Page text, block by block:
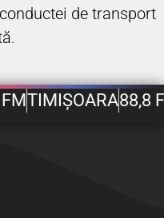
de transport
TIMIȘOARA88,8